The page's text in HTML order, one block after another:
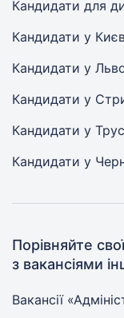
Кандидати для
Кандидати у
Кандидати у
Кандидати у
Кандидати у
Кандидати у
Порівняйте
з вакансіями
Вакансії